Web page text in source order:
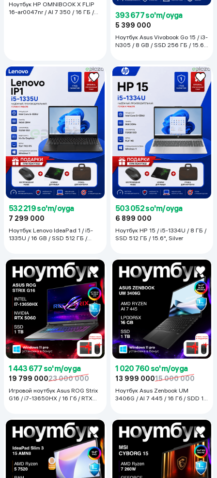
Ноутбук HP OMNIBOOK X FLIP
16-ar0047nr / AI 7 350 / 16 ГБ /
393 677 so'm/oyga
5 399 000
Ноутбук Asus Vivobook Go 15 / i3-
N305 / 8 GB / SSD 256 ГБ / 15.6",
532 219 so'm/oyga
7 299 000
Ноутбук Lenovo IdeaPad 1 / i5-
1335U / 16 GB / SSD 512 ГБ /
503 052 so'm/oyga
6 899 000
Ноутбук HP 15 / i5-1334U / 8 ГБ /
SSD 512 ГБ / 15.6", Silver
1 443 677 so'm/oyga
19 799 00023 000 000
Игровой ноутбук Asus ROG Strix
G16 / i7-13650HX / 16 Гб / RTX
1 020 760 so'm/oyga
13 999 00015 000 000
Ноутбук Asus Zenbook UM
3406G / AI 7 445 / 16 Гб / SDD 1